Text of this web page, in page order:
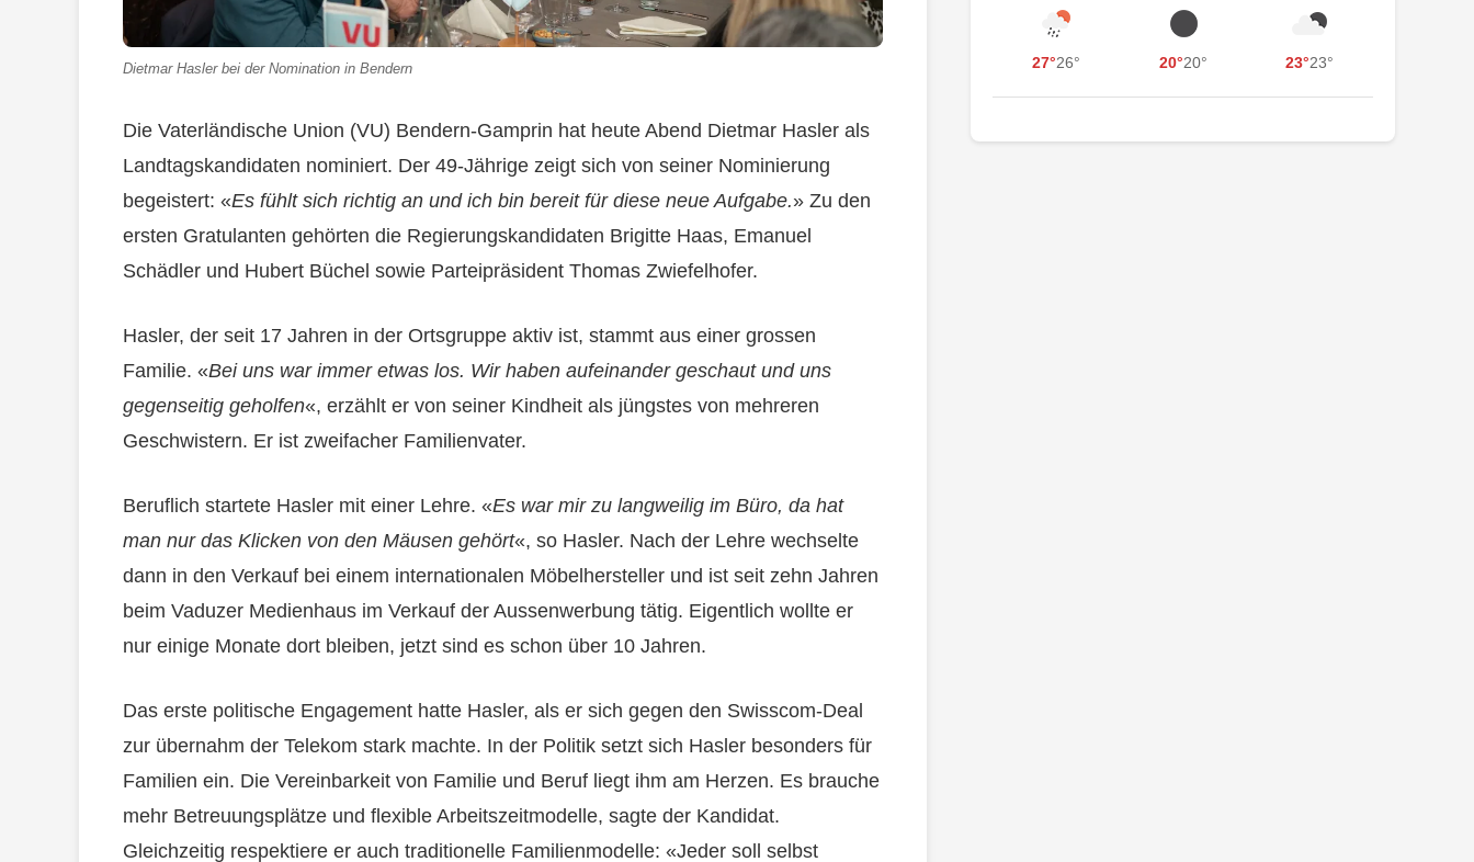
Dietmar Hasler bei der Nomination in Bendern
Die Vaterländische Union (VU) Bendern-Gamprin hat heute Abend Dietmar Hasler als
Landtagskandidaten nominiert. Der 49-Jährige zeigt sich von seiner Nominierung
begeistert: «Es fühlt sich richtig an und ich bin bereit für diese neue Aufgabe.» Zu den
ersten Gratulanten gehörten die Regierungskandidaten Brigitte Haas, Emanuel
Schädler und Hubert Büchel sowie Parteipräsident Thomas Zwiefelhofer.
Hasler, der seit 17 Jahren in der Ortsgruppe aktiv ist, stammt aus einer grossen
Familie. «Bei uns war immer etwas los. Wir haben aufeinander geschaut und uns
gegenseitig geholfen«, erzählt er von seiner Kindheit als jüngstes von mehreren
Geschwistern. Er ist zweifacher Familienvater.
Beruflich startete Hasler mit einer Lehre. «Es war mir zu langweilig im Büro, da hat
man nur das Klicken von den Mäusen gehört«, so Hasler. Nach der Lehre wechselte
dann in den Verkauf bei einem internationalen Möbelhersteller und ist seit zehn Jahren
beim Vaduzer Medienhaus im Verkauf der Aussenwerbung tätig. Eigentlich wollte er
nur einige Monate dort bleiben, jetzt sind es schon über 10 Jahren.
Das erste politische Engagement hatte Hasler, als er sich gegen den Swisscom-Deal
zur übernahm der Telekom stark machte. In der Politik setzt sich Hasler besonders für
Familien ein. Die Vereinbarkeit von Familie und Beruf liegt ihm am Herzen. Es brauche
mehr Betreuungsplätze und flexible Arbeitszeitmodelle, sagte der Kandidat.
Gleichzeitig respektiere er auch traditionelle Familienmodelle: «Jeder soll selbst
27°26° 20°20° 23°23°